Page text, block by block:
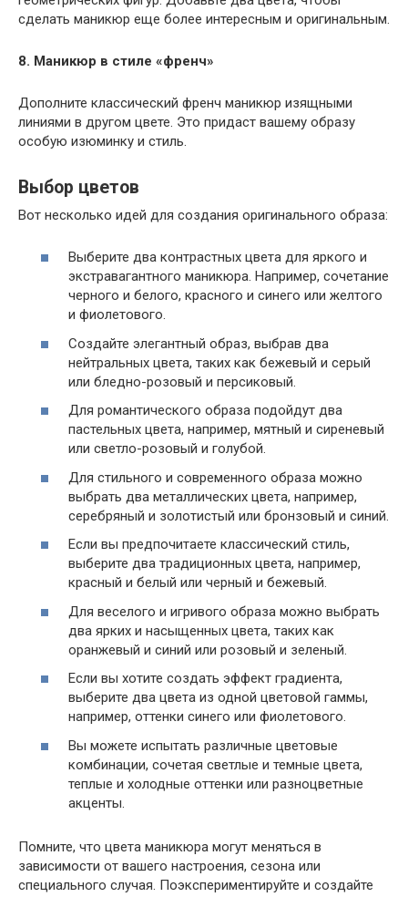
сделать маникюр еще более интересным и оригинальным.
8. Маникюр в стиле «френч»
Дополните классический френч маникюр изящными
линиями в другом цвете. Это придаст вашему образу
особую изюминку и стиль.
Выбор цветов
Вот несколько идей для создания оригинального образа:
Выберите два контрастных цвета для яркого и
экстравагантного маникюра. Например, сочетание
черного и белого, красного и синего или желтого
и фиолетового.
Создайте элегантный образ, выбрав два
нейтральных цвета, таких как бежевый и серый
или бледно-розовый и персиковый.
Для романтического образа подойдут два
пастельных цвета, например, мятный и сиреневый
или светло-розовый и голубой.
Для стильного и современного образа можно
выбрать два металлических цвета, например,
серебряный и золотистый или бронзовый и синий.
Если вы предпочитаете классический стиль,
выберите два традиционных цвета, например,
красный и белый или черный и бежевый.
Для веселого и игривого образа можно выбрать
два ярких и насыщенных цвета, таких как
оранжевый и синий или розовый и зеленый.
Если вы хотите создать эффект градиента,
выберите два цвета из одной цветовой гаммы,
например, оттенки синего или фиолетового.
Вы можете испытать различные цветовые
комбинации, сочетая светлые и темные цвета,
теплые и холодные оттенки или разноцветные
акценты.
Помните, что цвета маникюра могут меняться в
зависимости от вашего настроения, сезона или
специального случая. Поэкспериментируйте и создайте